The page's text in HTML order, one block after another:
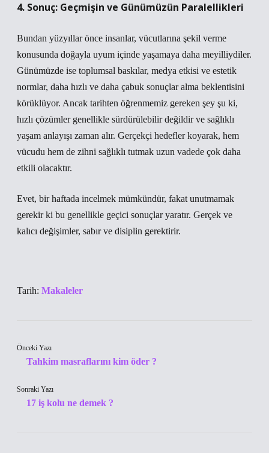
4. Sonuç: Geçmişin ve Günümüzün Paralellikleri
Bundan yüzyıllar önce insanlar, vücutlarına şekil verme
konusunda doğayla uyum içinde yaşamaya daha meyilliydiler.
Günümüzde ise toplumsal baskılar, medya etkisi ve estetik
normlar, daha hızlı ve daha çabuk sonuçlar alma beklentisini
körüklüyor. Ancak tarihten öğrenmemiz gereken şey şu ki,
hızlı çözümler genellikle sürdürülebilir değildir ve sağlıklı
yaşam anlayışı zaman alır. Gerçekçi hedefler koyarak, hem
vücudu hem de zihni sağlıklı tutmak uzun vadede çok daha
etkili olacaktır.
Evet, bir haftada incelmek mümkündür, fakat unutmamak
gerekir ki bu genellikle geçici sonuçlar yaratır. Gerçek ve
kalıcı değişimler, sabır ve disiplin gerektirir.
Tarih: Makaleler
Önceki Yazı
Tahkim masraflarını kim öder ?
Sonraki Yazı
17 iş kolu ne demek ?